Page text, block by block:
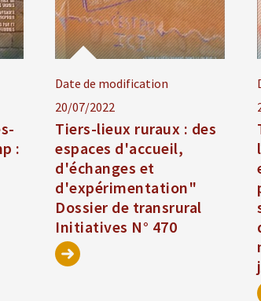
:
Date de modification
20/07/2022
Tiers-lieux ruraux : des
espaces d'accueil,
d'échanges et
d'expérimentation"
Dossier de transrural
Initiatives N° 470